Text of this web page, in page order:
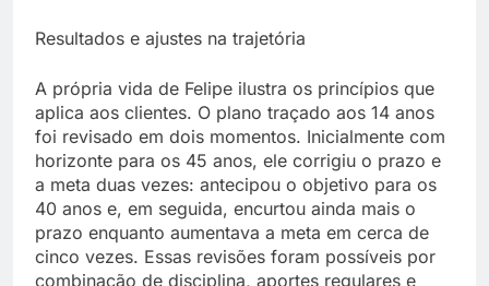
Resultados e ajustes na trajetória
A própria vida de Felipe ilustra os princípios que
aplica aos clientes. O plano traçado aos 14 anos
foi revisado em dois momentos. Inicialmente com
horizonte para os 45 anos, ele corrigiu o prazo e
a meta duas vezes: antecipou o objetivo para os
40 anos e, em seguida, encurtou ainda mais o
prazo enquanto aumentava a meta em cerca de
cinco vezes. Essas revisões foram possíveis por
combinação de disciplina, aportes regulares e